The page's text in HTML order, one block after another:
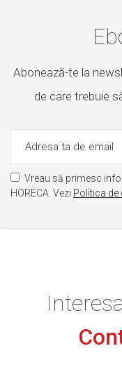
Abonează-te la
de care trebuie
Vreau să primesc
HORECA. Vezi Politica de